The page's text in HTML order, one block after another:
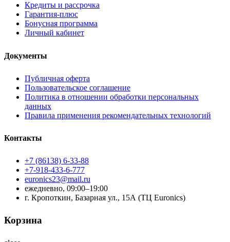
Кредиты и рассрочка
Гарантия-плюс
Бонусная программа
Личный кабинет
Документы
Публичная оферта
Пользовательское соглашение
Политика в отношении обработки персональных
данных
Правила применения рекомендательных технологий
Контакты
+7 (86138) 6-33-88
+7-918-433-6-777
euronics23@mail.ru
ежедневно, 09:00–19:00
г. Кропоткин, Базарная ул., 15А (ТЦ Euronics)
Корзина